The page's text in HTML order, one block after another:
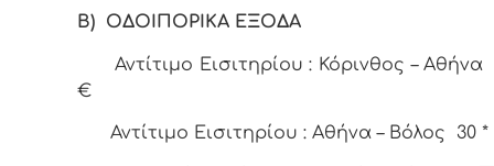
Β) ΟΔΟΙΠΟΡΙΚΑ ΕΞΟΔΑ
Αντίτιμο Εισιτηρίου : Κόρινθος – Αθήνα
€
Αντίτιμο Εισιτηρίου : Αθήνα – Βόλος 30 *